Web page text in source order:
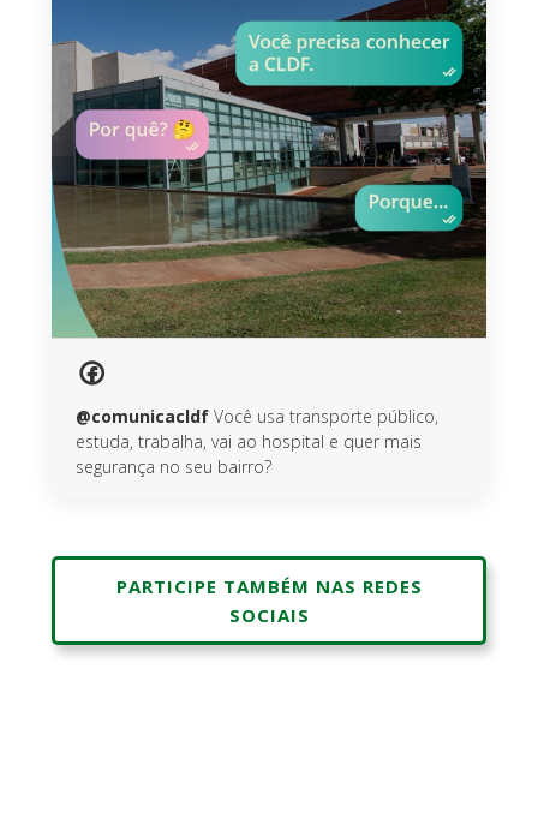
@comunicacldf Você usa transporte público,
estuda, trabalha, vai ao hospital e quer mais
segurança no seu bairro?
PARTICIPE TAMBÉM NAS REDES
SOCIAIS